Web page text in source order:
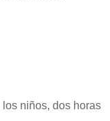
niños, dos horas